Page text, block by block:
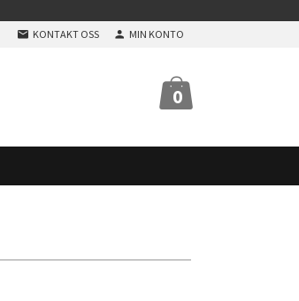
KONTAKT OSS MIN KONTO
0